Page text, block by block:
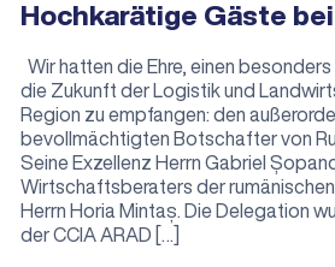
Hochkarätige Gäste
Wir hatten die Ehre, einen
die Zukunft der Logistik und
Region zu empfangen: den
bevollmächtigten Botschafter von
Seine Exzellenz Herrn Gabriel
Wirtschaftsberaters der
Herrn Horia Mintaș. Die Delegation
der CCIA ARAD […]